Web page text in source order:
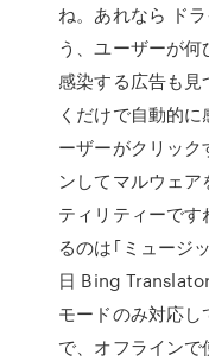
ね。あれなら ド
う、ユーザーが
感染する広告も
くだけで自動的
ーザーがクリック
ンしてマルウェ
ティリティーで
るのは｢ミュージ
日 Bing
モードのみ対応
で、オフライン